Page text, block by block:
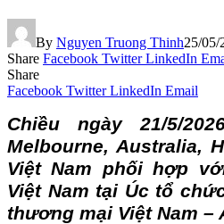
By Nguyen Truong Thinh25/05/
Share Facebook Twitter LinkedIn
Share
Facebook Twitter LinkedIn Email
Chiều ngày 21/5/
Melbourne, Australia,
Việt Nam phối hợp
Việt Nam tại Úc tổ
thương mại Việt Nam –